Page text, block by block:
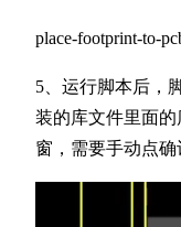
place-footprint-to-
5、运行脚本后，
装的库文件里面
窗，需要手动点确